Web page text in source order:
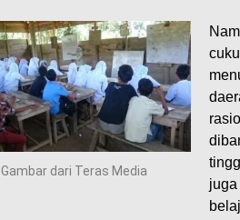
Gambar dari Teras Media